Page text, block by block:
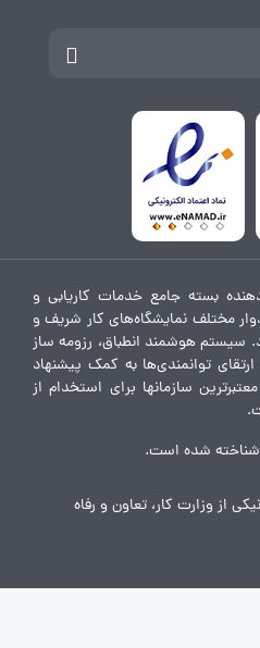
بسته جامع خدمات کاریابی و
مختلف نمایشگاه‌های کار شریف و
سیستم هوشمند انطباق، رزومه ساز
توانمندی‌ها به کمک پیشنهاد
سازمانها برای استخدام از
شده است.
از وزارت کار، تعاون و رفاه